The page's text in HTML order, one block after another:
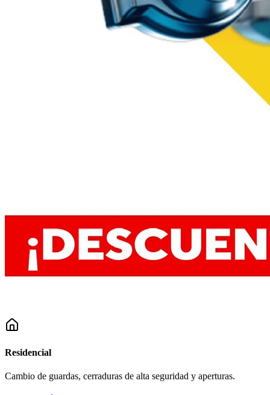
Residencial
Cambio de guardas, cerraduras de alta seguridad y aperturas.